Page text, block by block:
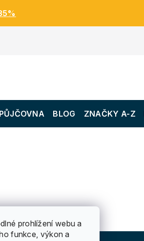
prohlížení webu a
funkce, výkon a
BLOG ZNAČKY A-Z